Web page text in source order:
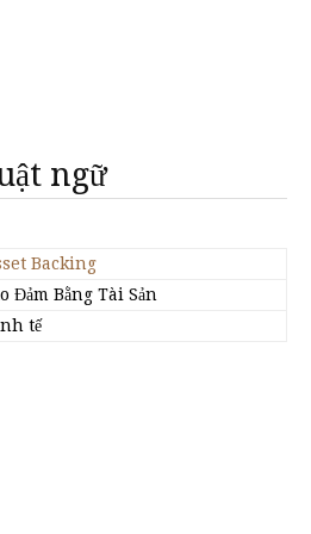
ngữ
Backing
Đảm Bằng Tài Sản
tế